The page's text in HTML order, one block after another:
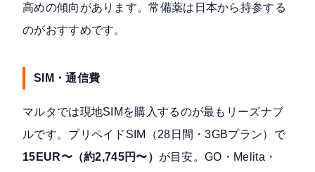
高めの傾向があります。常備薬は日本から持参する
のがおすすめです。
SIM・通信費
マルタでは現地SIMを購入するのが最もリーズナブ
ルです。プリペイドSIM（28日間・3GBプラン）で
15EUR〜（約2,745円〜） が目安。GO・Melita・